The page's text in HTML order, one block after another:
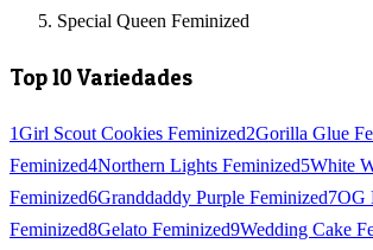
Special Queen Feminized
Top 10 Variedades
1Girl Scout Cookies Feminized2Gorilla Glue
Feminized4Northern Lights Feminized5White
Feminized6Granddaddy Purple Feminized7OG
Feminized8Gelato Feminized9Wedding Cake